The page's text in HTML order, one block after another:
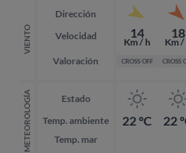
VIENTO
Dirección
Velocidad
Valoración
METEOROLOGÍA
Estado
Temp. ambiente
Temp. mar
14
Km / h
CROSS OFF
22 ºC
18
Km /
CROSS
22